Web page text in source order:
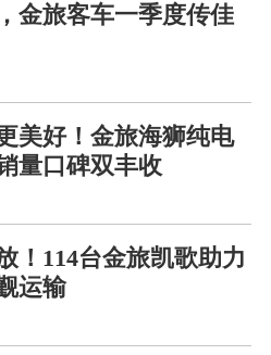
金旅客车一季度传佳
美好！金旅海狮纯电
量口碑双丰收
！114台金旅凯歌助力
运输